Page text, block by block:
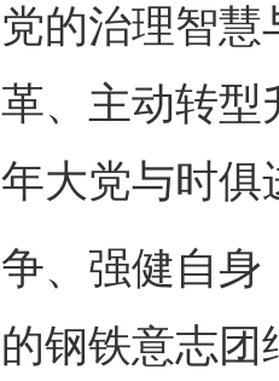
的治理智
、主动转
大党与时
强健自身
钢铁意志